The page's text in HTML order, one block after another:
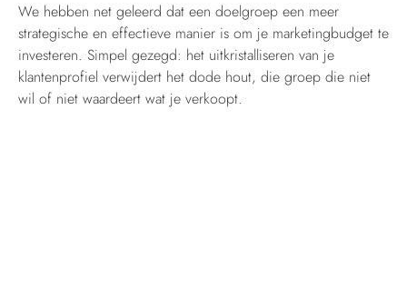
We hebben net geleerd dat een doelgroep een meer
strategische en effectieve manier is om je marketingbudget te
investeren. Simpel gezegd: het uitkristalliseren van je
klantenprofiel verwijdert het dode hout, die groep die niet
wil of niet waardeert wat je verkoopt.